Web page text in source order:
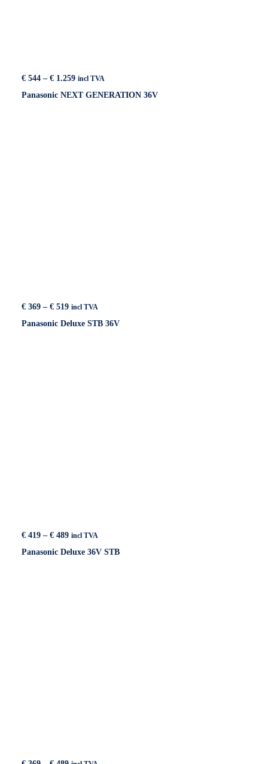
€ 544 – € 1.259Price
€ 544
incl TVA
Panasonic NEXT GENERATION 36V
€ 369 – € 519Price
€ 369
incl TVA
Panasonic Deluxe STB 36V
€ 419 – € 489Price
€ 419
incl TVA
Panasonic Deluxe 36V STB
Price